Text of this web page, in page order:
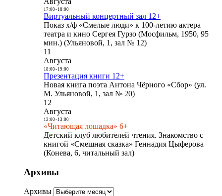
17:00- 18:00
Виртуальный концертный зал 12+
Показ х/ф «Смелые люди» к 100-летию актера
театра и кино Сергея Гурзо (Мосфильм, 1950, 95
мин.) (Ульяновой, 1, зал № 12)
11
Августа
18:00- 19:00
Презентация книги 12+
Новая книга поэта Антона Чёрного «Сбор» (ул.
М. Ульяновой, 1, зал № 20)
12
Августа
12:00- 13:00
«Читающая лошадка» 6+
Детский клуб любителей чтения. Знакомство с
книгой «Смешная сказка» Геннадия Цыферова
(Конева, 6, читальный зал)
Архивы
Архивы